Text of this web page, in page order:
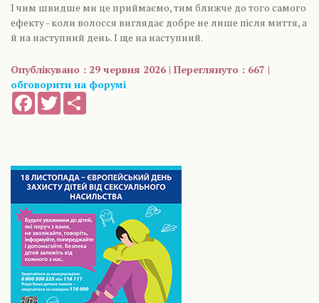
І чим швидше ми це приймаємо, тим ближче до того самого
ефекту - коли волосся виглядає добре не лише після миття, а
й на наступний день. І ще на наступний.
Опублікувано : 29 червня 2026 | Переглянуто : 667 |
обговорити на форумі
FacebookTwitter